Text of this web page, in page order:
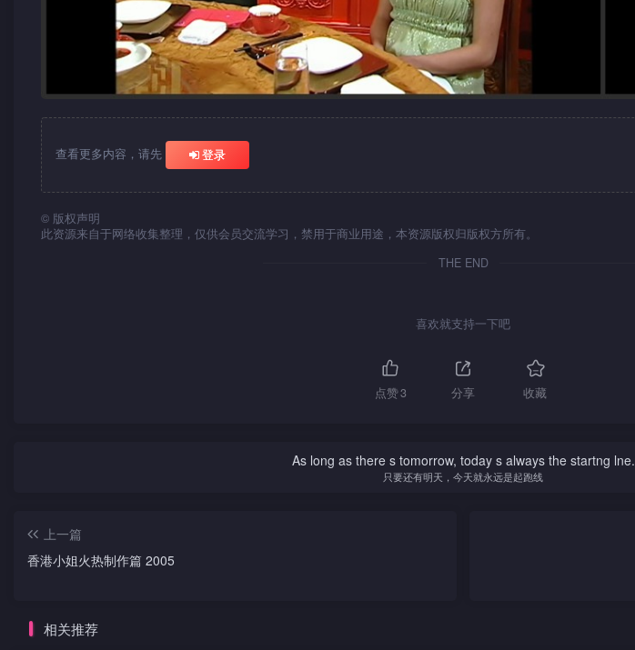
查看更多内容，请先 登录
© 版权声明
此资源来自于网络收集整理，仅供会员交流学习，禁用于商业用途，本资源版权归版权方所有。
THE END
喜欢就支持一下吧
点赞3 分享 收藏
As long as there s tomorrow, today s always the startng lne.
只要还有明天，今天就永远是起跑线
上一篇
香港小姐火热制作篇 2005
相关推荐